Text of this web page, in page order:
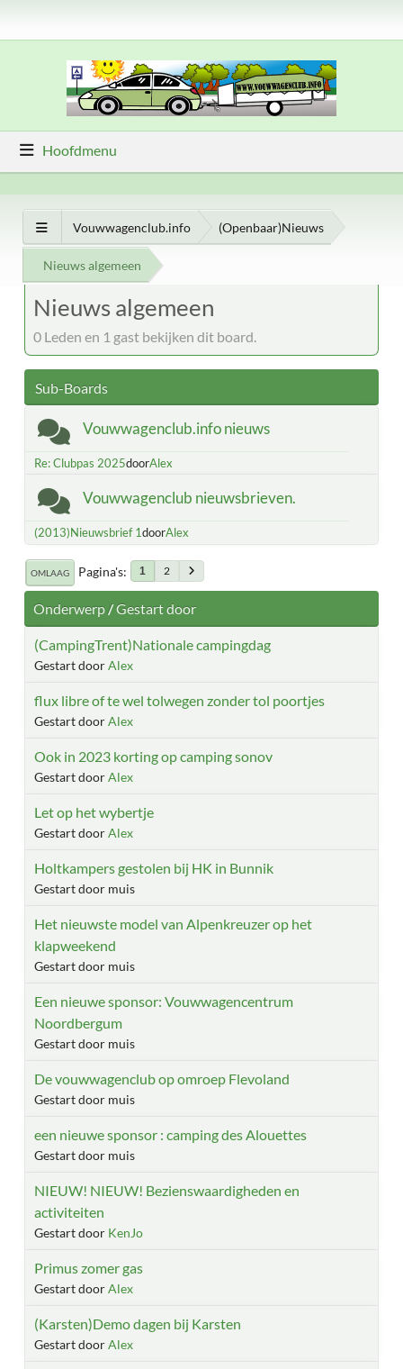
Hoofdmenu
Vouwwagenclub.info (Openbaar)Nieuws
Nieuws algemeen
Nieuws algemeen
0 Leden en 1 gast bekijken dit board.
Sub-Boards
Vouwwagenclub.info nieuws
Re: Clubpas 2025doorAlex
Vouwwagenclub nieuwsbrieven.
(2013)Nieuwsbrief 1doorAlex
OMLAAG Pagina's 1 2
Onderwerp/Gestart door
(CampingTrent)Nationale campingdag
Gestart doorAlex
flux libre of te wel tolwegen zonder tol poortjes
Gestart doorAlex
Ook in 2023 korting op camping sonov
Gestart doorAlex
Let op het wybertje
Gestart doorAlex
Holtkampers gestolen bij HK in Bunnik
Gestart door muis
Het nieuwste model van Alpenkreuzer op het
klapweekend
Gestart door muis
Een nieuwe sponsor: Vouwwagencentrum
Noordbergum
Gestart door muis
De vouwwagenclub op omroep Flevoland
Gestart door muis
een nieuwe sponsor : camping des Alouettes
Gestart door muis
NIEUW! NIEUW! Bezienswaardigheden en
activiteiten
Gestart door KenJo
Primus zomer gas
Gestart doorAlex
(Karsten)Demo dagen bij Karsten
Gestart doorAlex